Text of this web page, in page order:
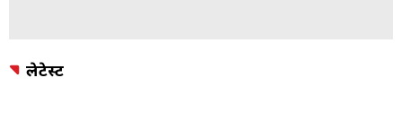
लेटेस्ट